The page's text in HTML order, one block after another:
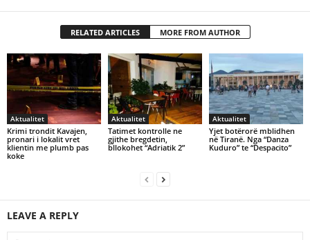
RELATED ARTICLES MORE FROM AUTHOR
Aktualitet
Krimi trondit Kavajen,
pronari i lokalit vret
klientin me plumb pas
koke
Aktualitet
Tatimet kontrolle ne
gjithe bregdetin,
bllokohet “Adriatik 2”
Aktualitet
Yjet botërorë mblidhen
në Tiranë. Nga “Danza
Kuduro” te “Despacito”
LEAVE A REPLY